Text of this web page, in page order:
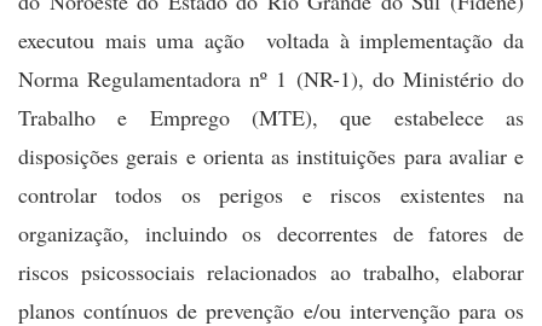
executou mais uma ação voltada à implementação da
Norma Regulamentadora nº 1 (NR-1), do Ministério do
Trabalho e Emprego (MTE), que estabelece as
disposições gerais e orienta as instituições para avaliar e
controlar todos os perigos e riscos existentes na
organização, incluindo os decorrentes de fatores de
riscos psicossociais relacionados ao trabalho, elaborar
planos contínuos de prevenção e/ou intervenção para os